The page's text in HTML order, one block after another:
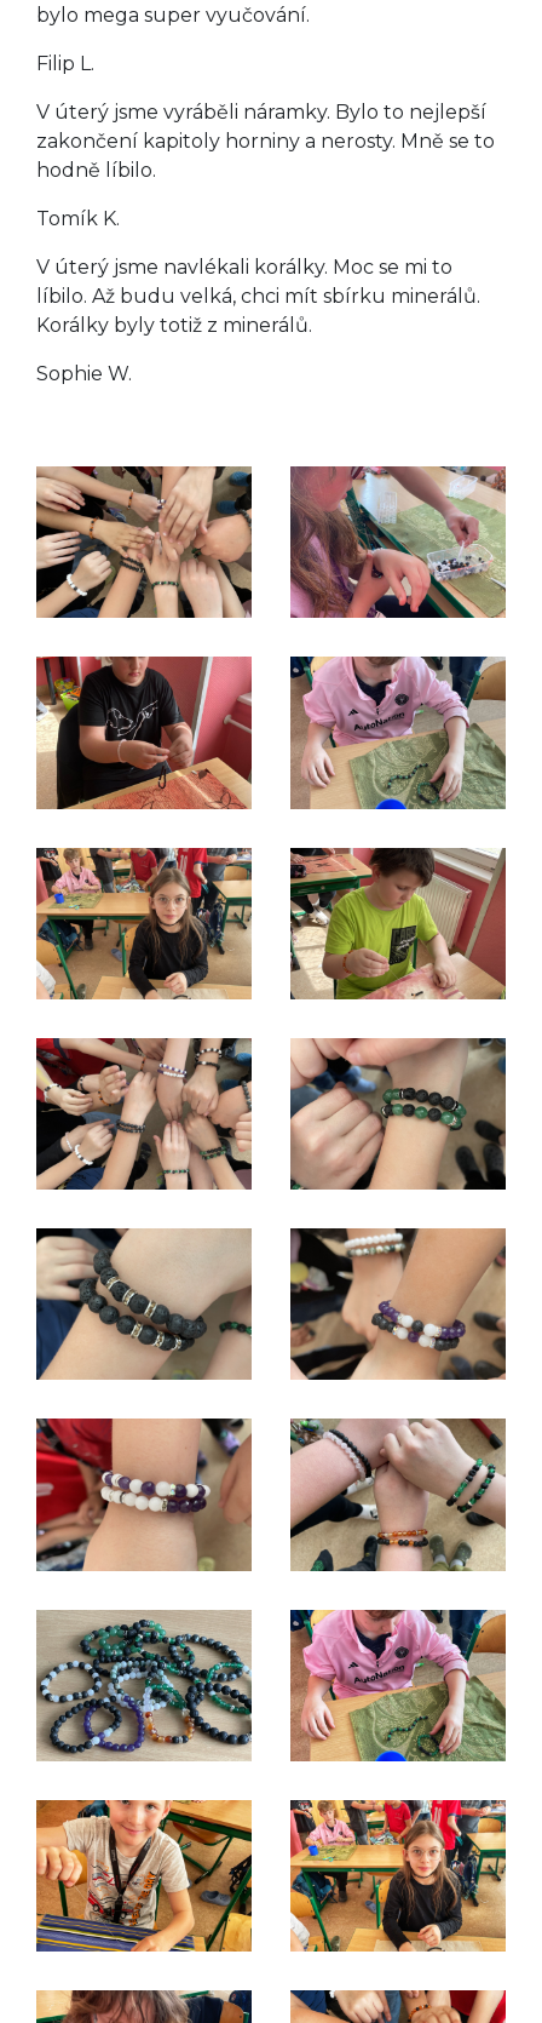
bylo mega super vyučování.
Filip L.
V úterý jsme vyráběli náramky. Bylo to nejlepší
zakončení kapitoly horniny a nerosty. Mně se to
hodně líbilo.
Tomík K.
V úterý jsme navlékali korálky. Moc se mi to
líbilo. Až budu velká, chci mít sbírku minerálů.
Korálky byly totiž z minerálů.
Sophie W.